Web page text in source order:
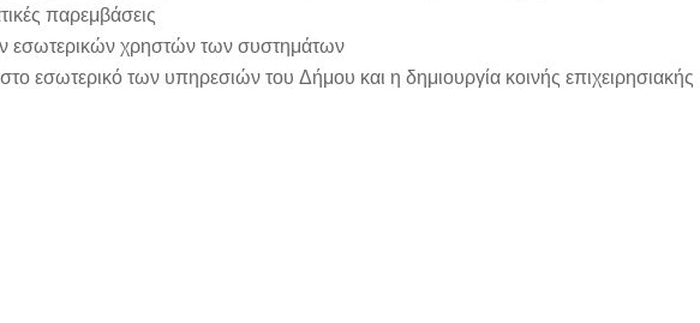
παρεμβάσεις
εσωτερικών χρηστών των συστημάτων
εσωτερικό των υπηρεσιών του Δήμου και η δημιουργία κοινής επιχειρησιακής